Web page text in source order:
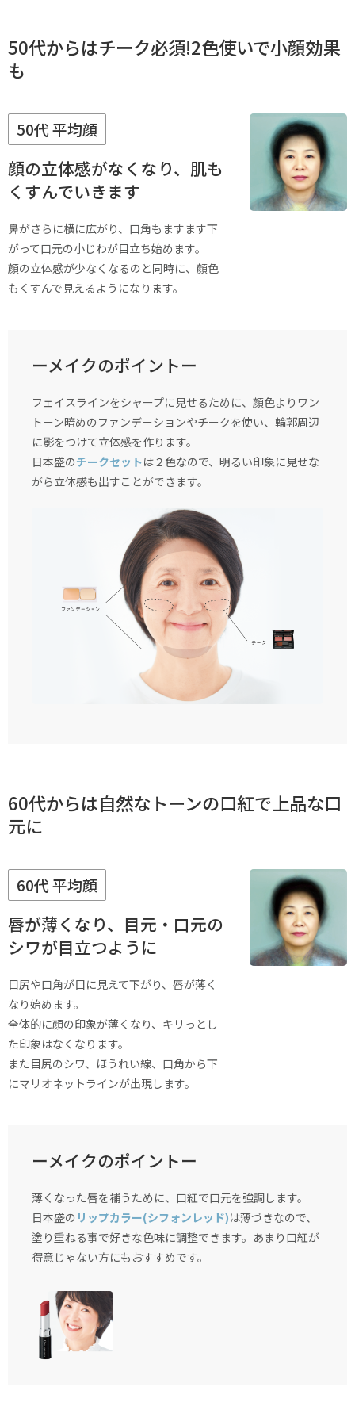
50代からはチーク必須!2色使いで小顔効果
も
50代 平均顔
顔の立体感がなくなり、肌も
くすんでいきます
鼻がさらに横に広がり、口角もますます下
がって口元の小じわが目立ち始めます。
顔の立体感が少なくなるのと同時に、顔色
もくすんで見えるようになります。
ーメイクのポイントー
フェイスラインをシャープに見せるために、顔色よりワン
トーン暗めのファンデーションやチークを使い、輪郭周辺
に影をつけて立体感を作ります。
日本盛のチークセットは２色なので、明るい印象に見せな
がら立体感も出すことができます。
60代からは自然なトーンの口紅で上品な口
元に
60代 平均顔
唇が薄くなり、目元・口元の
シワが目立つように
目尻や口角が目に見えて下がり、唇が薄く
なり始めます。
全体的に顔の印象が薄くなり、キリっとし
た印象はなくなります。
また目尻のシワ、ほうれい線、口角から下
にマリオネットラインが出現します。
ーメイクのポイントー
薄くなった唇を補うために、口紅で口元を強調します。
日本盛の リップカラー(シフォンレッド)は薄づきなので、
塗り重ねる事で好きな色味に調整できます。あまり口紅が
得意じゃない方にもおすすめです。